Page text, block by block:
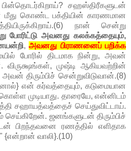
சஹஸ்திரீகளுடன்
மீது கொண்ட பக்தியின் காரணமான
நான் சென்று
போரிட்டு அவனது கலக்கத்தையும்,
, அவனது பிராணனைப் பறிக்க
போரில் திடமாக நின்று, அவன்
விருக்ஷங்கள், முஷ்டி ஆகியவற்றின்
அவன் திரும்பிச் சென்றுவிடுவான்.(8)
என் கர்வத்தையும், கடுமையான
முடியாது. தாரையே, என்னிடம்
சஹாயத்வத்தைச் செய்துவிட்டாய்.
செய்கிறேன். ஜனங்களுடன் திரும்பிச்
பிறந்தவனை ரணத்தில் எளிதாக
{என்றான் வாலி}.(10)